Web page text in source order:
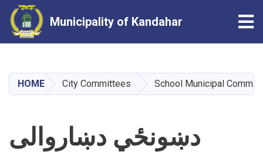
main
content
Municipality of Kandahar
HOME City Committees School Municipal
دښونځي دښاروالی